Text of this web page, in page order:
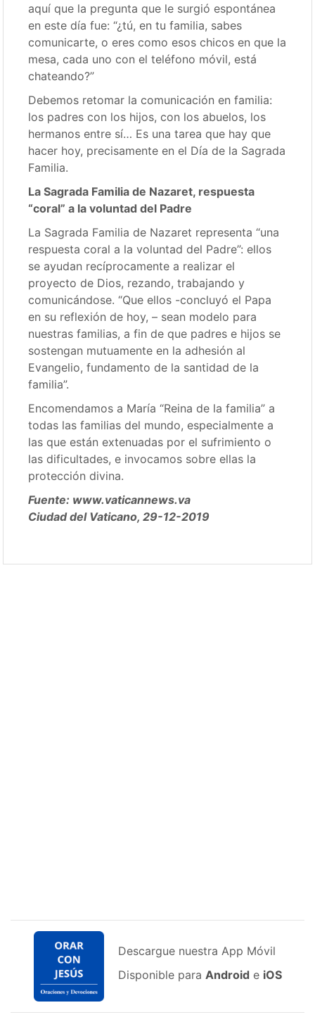
aquí que la pregunta que le surgió espontánea
en este día fue: “¿tú, en tu familia, sabes
comunicarte, o eres como esos chicos en que la
mesa, cada uno con el teléfono móvil, está
chateando?”
Debemos retomar la comunicación en familia:
los padres con los hijos, con los abuelos, los
hermanos entre sí… Es una tarea que hay que
hacer hoy, precisamente en el Día de la Sagrada
Familia.
La Sagrada Familia de Nazaret, respuesta
“coral” a la voluntad del Padre
La Sagrada Familia de Nazaret representa “una
respuesta coral a la voluntad del Padre”: ellos
se ayudan recíprocamente a realizar el
proyecto de Dios, rezando, trabajando y
comunicándose. “Que ellos -concluyó el Papa
en su reflexión de hoy, – sean modelo para
nuestras familias, a fin de que padres e hijos se
sostengan mutuamente en la adhesión al
Evangelio, fundamento de la santidad de la
familia”.
Encomendamos a María “Reina de la familia” a
todas las familias del mundo, especialmente a
las que están extenuadas por el sufrimiento o
las dificultades, e invocamos sobre ellas la
protección divina.
Fuente: www.vaticannews.va
Ciudad del Vaticano, 29-12-2019
Descargue nuestra App Móvil
Disponible para Android e iOS